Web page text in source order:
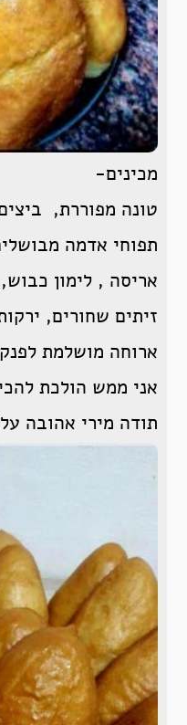
מכינים-
טונה מפוררת,
תפוחי אדמה
אריסה , לימון
זיתים שחורים,
ארוחה מושלמת
אני ממש הולכת
תודה מירי אהובה